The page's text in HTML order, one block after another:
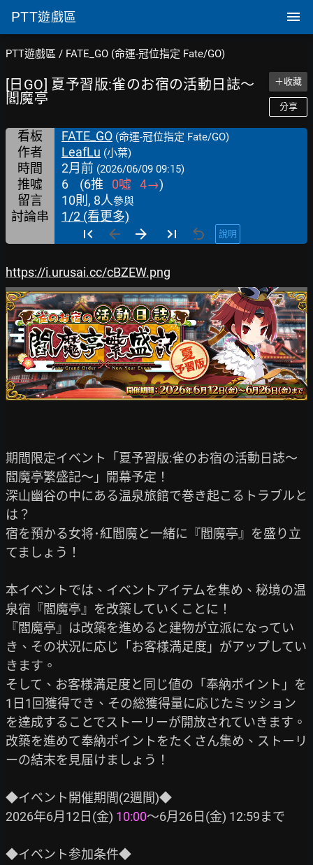
PTT遊戲區
PTT遊戲區 / FATE_GO (命運-冠位指定 Fate/GO)
[日GO] 夏予習版:雀のお宿の活動日誌～
閻魔亭
＋收藏
分享
看板 FATE_GO (命運-冠位指定 Fate/GO)
作者 LeafLu (小葉)
時間 2月前 (2026/06/09 09:15)
推噓 6 (6推 0噓 4→)
留言
10則, 8人參與
討論串 1/2 (看更多)
說明
https://i.urusai.cc/cBZEW.png
期間限定イベント「夏予習版:雀のお宿の活動日誌～
閻魔亭繁盛記～」開幕予定！
深山幽谷の中にある温泉旅館で巻き起こるトラブルと
は？
宿を預かる女将･紅閻魔と一緒に『閻魔亭』を盛り立
てましょう！
本イベントでは、イベントアイテムを集め、秘境の温
泉宿『閻魔亭』を改築していくことに！
『閻魔亭』は改築を進めると建物が立派になってい
き、その状況に応じ「お客様満足度」がアップしてい
きます。
そして、お客様満足度と同じ値の「奉納ポイント」を
1日1回獲得でき、その総獲得量に応じたミッション
を達成することでストーリーが開放されていきます。
改築を進めて奉納ポイントをたくさん集め、ストーリ
ーの結末を見届けましょう！
◆イベント開催期間(2週間)◆
2026年6月12日(金) 10:00～6月26日(金) 12:59まで
◆イベント参加条件◆